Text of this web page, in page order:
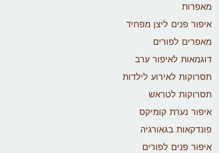
מאפרות
איפור פנים ליצן מפחיד
מאפרים לפורים
דוגמאות לאיפור ערב
תסרוקות לאירוע לילדות
תסרוקות לטראש
איפור נערת קומיקס
פונדקאות בגאורגיה
איפור פנים לפורים